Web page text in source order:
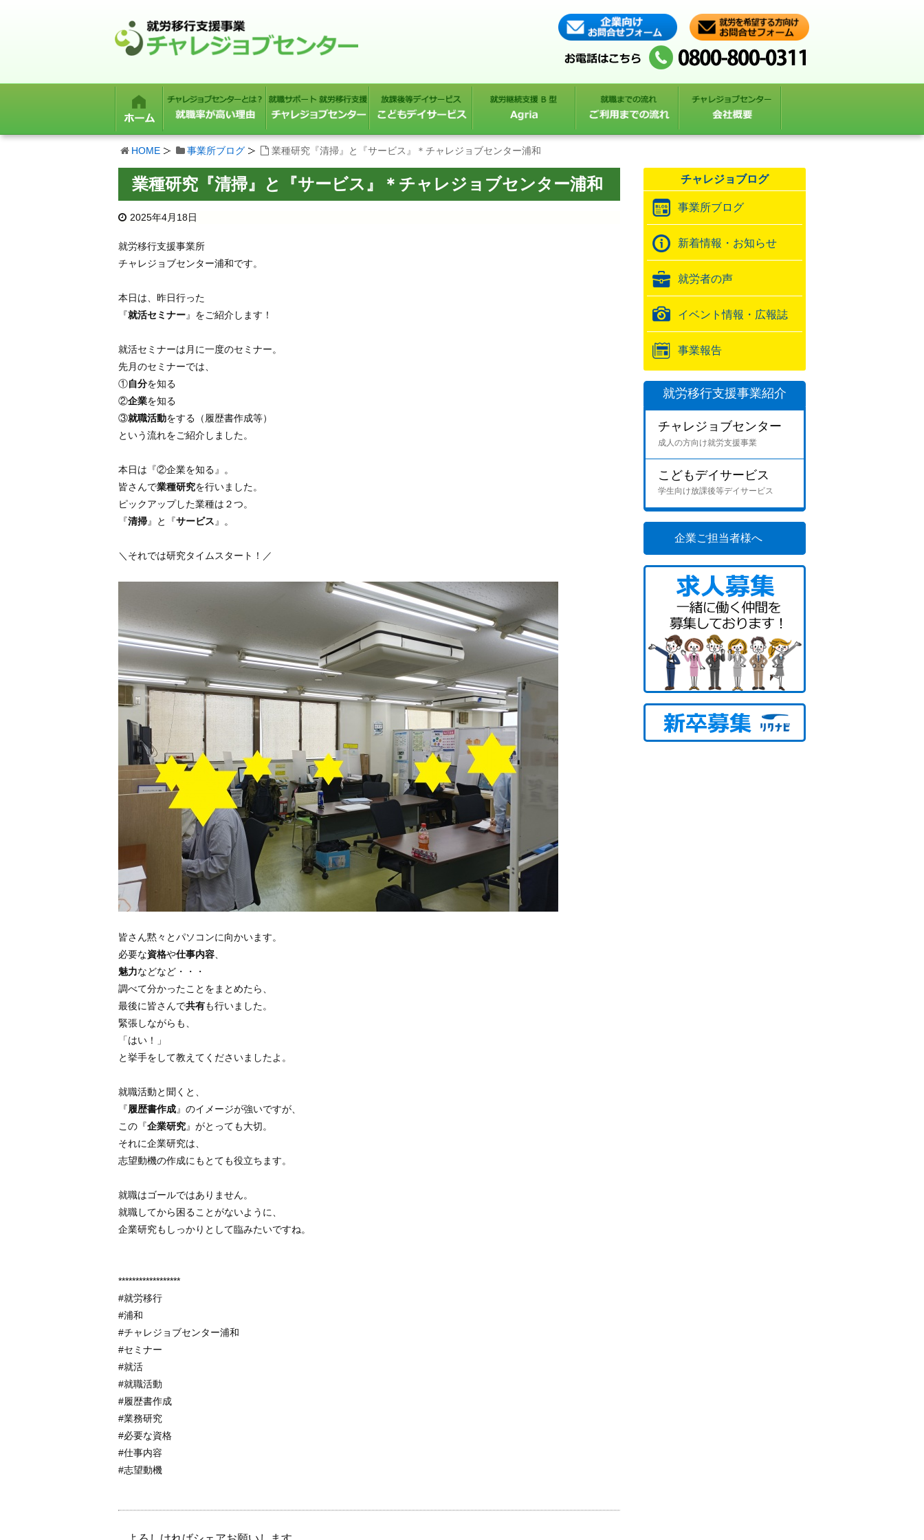
HOME 事業所ブログ 業種研究『清掃』と『サービス』＊チャレジョブセンター浦和
業種研究『清掃』と『サービス』＊チャレジョブセンター浦和
2025年4月18日
就労移行支援事業所
チャレジョブセンター浦和です。
本日は、昨日行った
『就活セミナー』をご紹介します！
就活セミナーは月に一度のセミナー。
先月のセミナーでは、
①自分を知る
②企業を知る
③就職活動をする（履歴書作成等）
という流れをご紹介しました。
本日は『②企業を知る』。
皆さんで業種研究を行いました。
ピックアップした業種は２つ。
『清掃』と『サービス 』。
＼それでは研究タイムスタート！／
皆さん黙々とパソコンに向かいます。
必要な資格や仕事内容
魅力などなど・・・
調べて分かったことをまとめたら、
最後に皆さんで共有も行いました。
緊張しながらも、
「はい！」
と挙手をして教えてくださいましたよ。
就職活動と聞くと、
『履歴書作成』のイメージが強いですが、
この『企業研究』がとっても大切。
それに企業研究は、
志望動機の作成にもとても役立ちます。
就職はゴールではありません。
就職してから困ることがないように、
企業研究もしっかりとして臨みたいですね。
******************
#就労移行
#浦和
#チャレジョブセンター浦和
#セミナー
#就活
#就職活動
#履歴書作成
#業務研究
#必要な資格
#仕事内容
#志望動機
チャレジョブログ
事業所ブログ
新着情報・お知らせ
就労者の声
イベント情報・広報誌
事業報告
就労移行支援事業紹介
チャレジョブセンター
成人の方向け就労支援事業
こどもデイサービス
学生向け放課後等デイサービス
企業ご担当者様へ